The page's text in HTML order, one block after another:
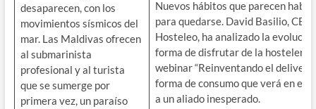
desaparecen, con los
movimientos sísmicos del
mar. Las Maldivas ofrecen
al submarinista
profesional y al turista
que se sumerge por
primera vez, un paraíso
Nuevos hábitos que parecen
para quedarse. David Basilio, CEO
Hosteleo, ha analizado la
forma de disfrutar de la hostelería
webinar “Reinventando el
forma de consumo que verá en el
a un aliado inesperado.